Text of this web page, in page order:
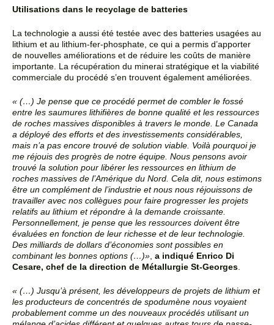
Utilisations dans le recyclage de batteries
La technologie a aussi été testée avec des batteries usagées au
lithium et au lithium-fer-phosphate, ce qui a permis d’apporter
de nouvelles améliorations et de réduire les coûts de manière
importante. La récupération du minerai stratégique et la viabilité
commerciale du procédé s’en trouvent également améliorées.
« (…) Je pense que ce procédé permet de combler le fossé
entre les saumures lithifières de bonne qualité et les ressources
de roches massives disponibles à travers le monde. Le Canada
a déployé des efforts etdes investissements considérables,
mais n’a pas encore trouvé de solution viable. Voilà pourquoi je
me réjouis des progrès de notre équipe. Nous pensons avoir
trouvé la solution pour libérer les ressources en lithium de
roches massives de l’Amérique du Nord. Cela dit, nous estimons
être un complément de l’industrie et nous nous réjouissons de
travailler avec nos collègues pour faire progresser les projets
relatifs au lithium et répondre à la demande croissante.
Personnellement, je pense que les ressources doivent être
évaluées en fonction de leur richesse et de leur technologie.
Des milliards de dollars d’économies sont possibles en
combinant les bonnes options (…)» a indiqué Enrico Di
Cesare, chef de la direction de Métallurgie St-Georges
« (…) Jusqu’à présent, les développeurs de projets de lithium et
les producteurs de concentrés de spodumène nous voyaient
probablement comme un des nouveaux procédés utilisant un